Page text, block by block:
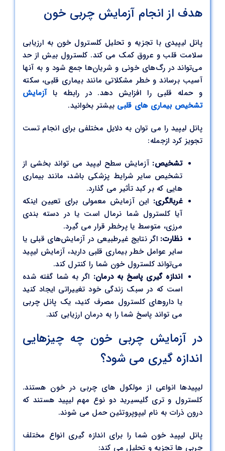
هدف از انجام آزمایش چربی خون
پانل لیپیدی با تجزیه و تحلیل کلسترول خون به ارزیابی
سلامت قلب و عروق کمک می کند. کلسترول بیش از حد
می‌تواند در رگ‌های خونی و شریان‌ها جمع شود و به آنها
آسیب برساند و خطر مشکلاتی مانند بیماری قلبی، سکته
و حمله قلبی را افزایش دهد. در رابطه باآزمایش
تشخیص بیماری های قلبی بیشتر بخوانید.
پانل لیپید را می توان به دلایل مختلفی برای انجام تست
تجویز کرد ازجمله:
تشخیص: آزمایش سطح لیپید می تواند بخشی از
تشخیص سایر شرایط پزشکی باشد، مانند بیماری
هایی که بر کبد تأثیر می گذارد.
غربالگری: این آزمایش معمولی برای تعیین اینکه
آیا کلسترول شما نرمال است یا در دسته بندی
مرزی، متوسط یا پرخطر قرار می گیرد.
نظارت: اگر نتایج غیرطبیعی در آزمایش‌های قبلی یا
سایر عوامل خطر بیماری قلبی دارید، آزمایش لیپید
می‌تواند کلسترول خون شما را کنترل کند.
اندازه گیری پاسخ به درمان: اگر به شما گفته شده
است که در سبک زندگی خود تغییراتی ایجاد کنید
یا داروهای کلسترول مصرف کنید، یک پانل چربی
می تواند پاسخ شما را به درمان ارزیابی کند.
در آزمایش چربی خون چه چیزهایی
اندازه گیری می شود؟
لیپیدها انواعی از مولکول های چربی در خون هستند.
کلسترول و تری گلیسیرید دو نوع مهم لیپید هستند که
درون ذرات به نام لیپوپروتئین حمل می شوند.
پانل لیپید خون شما را برای اندازه گیری انواع مختلف
چربی ها تجزیه و تحلیل می کند: